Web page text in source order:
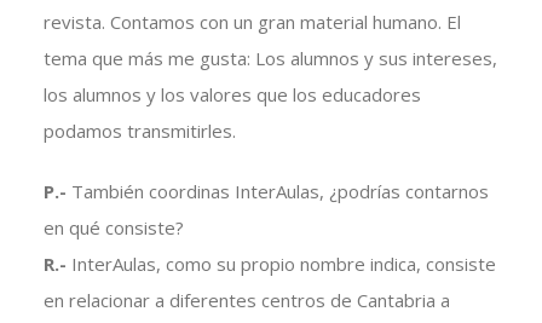
revista. Contamos con un gran material humano. El
tema que más me gusta: Los alumnos y sus intereses,
los alumnos y los valores que los educadores
podamos transmitirles.
P.- También coordinas InterAulas, ¿podrías contarnos
en qué consiste?
R.- InterAulas, como su propio nombre indica, consiste
en relacionar a diferentes centros de Cantabria a